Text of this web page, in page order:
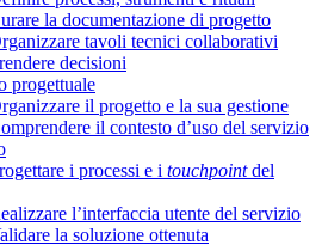
la documentazione di progetto
tavoli tecnici collaborativi
decisioni
progettuale
il progetto e la sua gestione
il contesto d’uso del servizio
i processi e i touchpointdel
l’interfaccia utente del servizio
la soluzione ottenuta